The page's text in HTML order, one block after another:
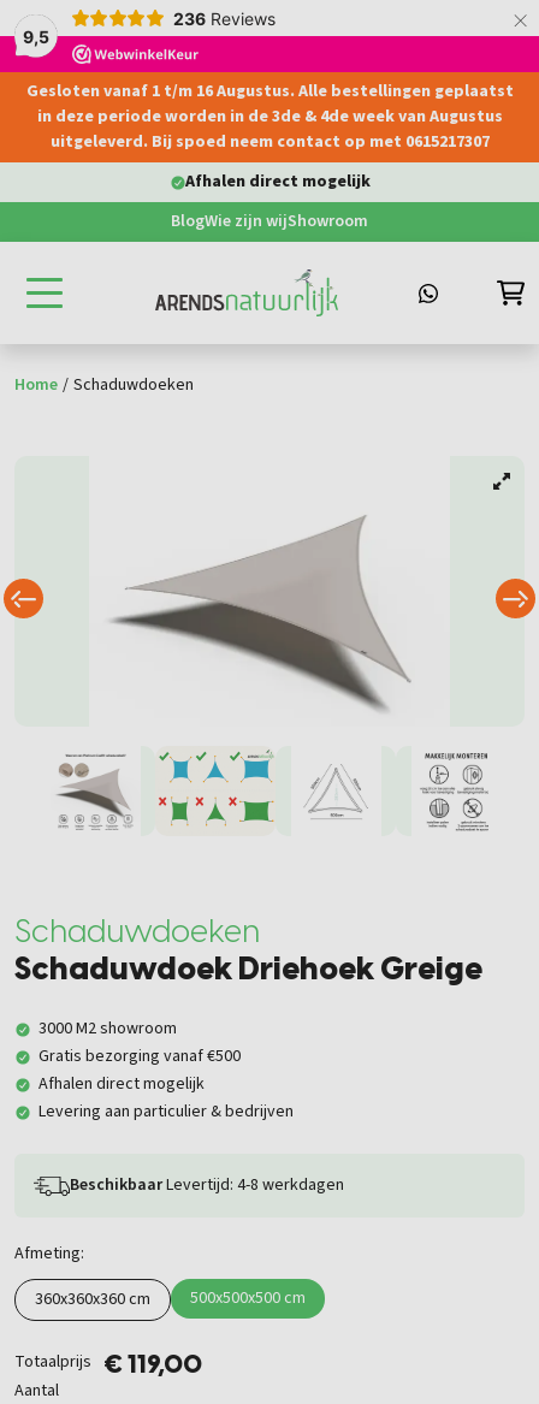
9,5
236 Reviews ×
Gesloten vanaf 1 t/m 16 Augustus. Alle bestellingen geplaatst
in deze periode worden in de 3de & 4de week van Augustus
uitgeleverd. Bij spoed neem contact op met 0615217307
Afhalen direct mogelijk
BlogWie zijn wijShowroom
Home / Schaduwdoeken
Schaduwdoeken
Schaduwdoek Driehoek Greige
3000 M2 showroom
Gratis bezorging vanaf €500
Afhalen direct mogelijk
Levering aan particulier & bedrijven
BeschikbaarLevertijd: 4-8 werkdagen
Afmeting:
360x360x360 cm
500x500x500 cm
Totaalprijs € 119,00
Aantal